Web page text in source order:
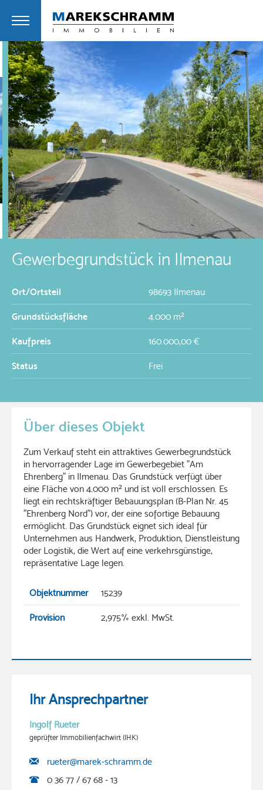
Gewerbegrundstück in Ilmenau
Ort/Ortsteil 98693 Ilmenau
Grundstücksfläche 4.000 m²
Kaufpreis 160.000,00 €
Status Frei
Über dieses Objekt
Zum Verkauf steht ein attraktives Gewerbegrundstück
in hervorragender Lage im Gewerbegebiet "Am
Ehrenberg" in Ilmenau. Das Grundstück verfügt über
eine Fläche von 4.000 m² und ist voll erschlossen. Es
liegt ein rechtskräftiger Bebauungsplan (B-Plan Nr. 45
"Ehrenberg Nord") vor, der eine sofortige Bebauung
ermöglicht. Das Grundstück eignet sich ideal für
Unternehmen aus Handwerk, Produktion, Dienstleistung
oder Logistik, die Wert auf eine verkehrsgünstige,
repräsentative Lage legen.
Objektnummer 15239
Provision 2,975% exkl. MwSt.
Ihr Ansprechpartner
Ingolf Rueter
geprüfter Immobilienfachwirt (IHK)
rueter@marek-schramm.de
0 36 77 / 67 68 - 13